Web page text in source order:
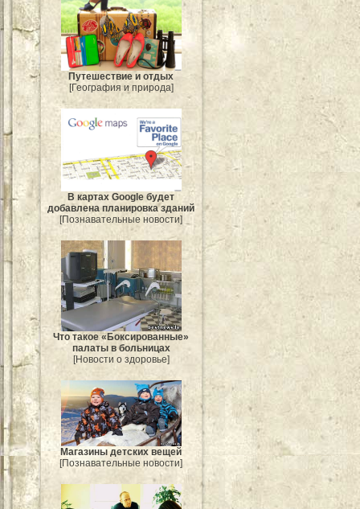
Путешествие и отдых
[География и природа]
В картах Google будет
добавлена планировка зданий
[Познавательные новости]
Что такое «Боксированные»
палаты в больницах
[Новости о здоровье]
Магазины детских вещей
[Познавательные новости]